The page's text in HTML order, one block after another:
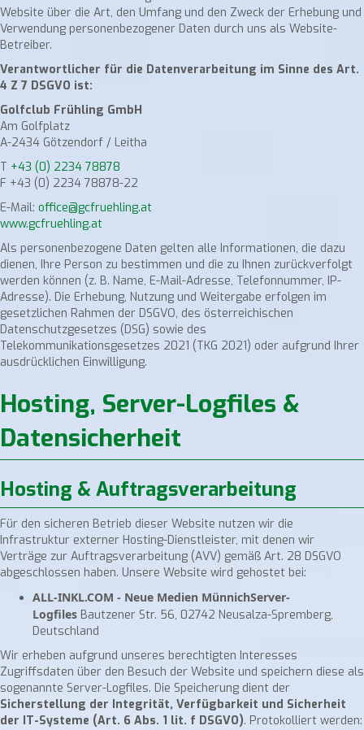
Website über die Art, den Umfang und den Zweck der Erhebung und
Verwendung personenbezogener Daten durch uns als Website-
Betreiber.
Verantwortlicher für die Datenverarbeitung im Sinne des Art.
4 Z 7 DSGVO ist:
Golfclub Frühling GmbH
Am Golfplatz
A-2434 Götzendorf / Leitha
T +43 (0) 2234 78878
F +43 (0) 2234 78878-22
E-Mail: office@gcfruehling.at
www.gcfruehling.at
Als personenbezogene Daten gelten alle Informationen, die dazu
dienen, Ihre Person zu bestimmen und die zu Ihnen zurückverfolgt
werden können (z. B. Name, E-Mail-Adresse, Telefonnummer, IP-
Adresse). Die Erhebung, Nutzung und Weitergabe erfolgen im
gesetzlichen Rahmen der DSGVO, des österreichischen
Datenschutzgesetzes (DSG) sowie des
Telekommunikationsgesetzes 2021 (TKG 2021) oder aufgrund Ihrer
ausdrücklichen Einwilligung.
Hosting, Server-Logfiles &
Datensicherheit
Hosting & Auftragsverarbeitung
Für den sicheren Betrieb dieser Website nutzen wir die
Infrastruktur externer Hosting-Dienstleister, mit denen wir
Verträge zur Auftragsverarbeitung (AVV) gemäß Art. 28 DSGVO
abgeschlossen haben. Unsere Website wird gehostet bei:
ALL-INKL.COM - Neue Medien MünnichServer-
Logfiles Bautzener Str. 56, 02742 Neusalza-Spremberg,
Deutschland
Wir erheben aufgrund unseres berechtigten Interesses
Zugriffsdaten über den Besuch der Website und speichern diese als
sogenannte Server-Logfiles. Die Speicherung dient der
Sicherstellung der Integrität, Verfügbarkeit und Sicherheit
der IT-Systeme (Art. 6 Abs. 1 lit. f DSGVO). Protokolliert werden: